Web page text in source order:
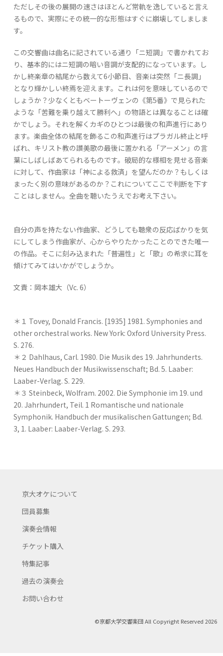
ただしその後の展開の速さはほとんど常軌を逸していると言え
るもので、実際にその統一的な形態はすぐに崩壊してしましま
す。
この交響曲は曲名に記されている通り「ニ短調」で書かれてお
り、基本的にはニ短調の暗い音調が支配的になっています。し
かし終楽章の結尾から数えて6小節目、音楽は突然「ニ長調」
となり輝かしい終焉を迎えます。これは何を意味しているので
しょうか？少なくともベートーヴェンの《第5番》で見られた
ような「苦難を乗り越えて勝利へ」の物語とは異なることは確
かでしょう。それを解くカギのひとつは最後の和声進行にあり
ます。楽曲全体の結尾を飾るこの和声進行はプラガル終止と呼
ばれ、キリスト教の讃美歌の最後に置かれる「アーメン」の言
葉にしばしばあてられるものです。破局的な様相を見せる音楽
に対して、作曲家は「神による救済」を望んだのか？もしくは
まったく別の意味があるのか？これについてここで判断を下す
ことはしません。全曲を聴いたうえでお考え下さい。
自分の声を持たない作曲家、どうしても聴衆の反応ばかりを気
にしてしまう作曲家が、心からやりたかったことのできた唯一
の作品。そこに刻み込まれた「普遍性」と「歌」の希求に耳を
傾けてみてはいかがでしょうか。
文責：岡本雄大（Vc. 6）
＊１ Tovey, Donald Francis. [1935] 1981. Symphonies and
other orchestral works. New York: Oxford University Press.
S. 276.
＊２ Dahlhaus, Carl. 1980. Die Musik des 19. Jahrhunderts.
Neues Handbuch der Musikwissenschaft; Bd. 5. Laaber:
Laaber-Verlag. S. 229.
＊３ Steinbeck, Wolfram. 2002. Die Symphonie im 19. und
20. Jahrhundert, Teil. 1 Romantische und nationale
Symphonik. Handbuch der musikalischen Gattungen; Bd.
3, 1. Laaber: Laaber-Verlag. S. 293.
京大オケについて
団員募集
演奏会情報
チケット購入
特集記事
過去の演奏会
お問い合わせ
©京都大学交響楽団 All Copyright Reserved 2026